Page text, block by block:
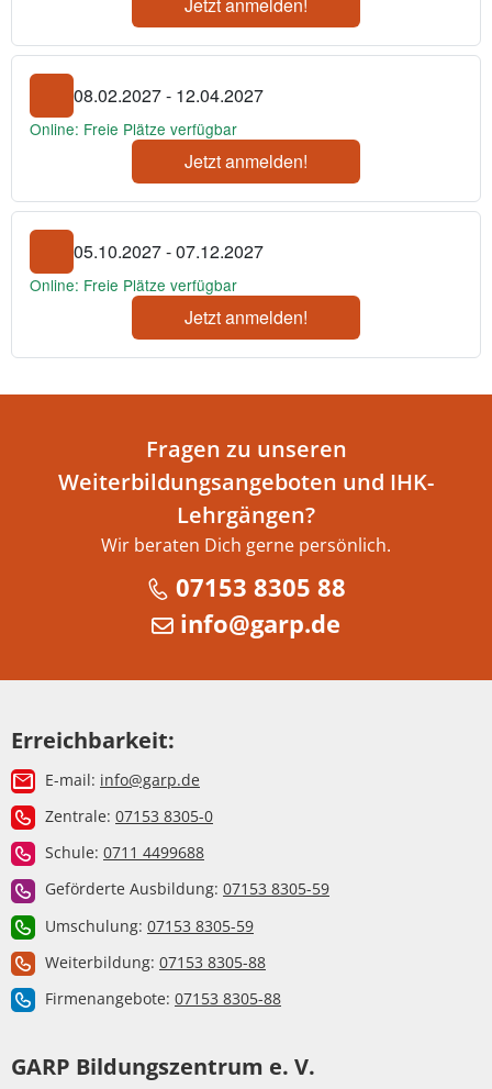
08.02.2027 - 12.04.2027
Online: Freie Plätze verfügbar
Jetzt anmelden!
05.10.2027 - 07.12.2027
Online: Freie Plätze verfügbar
Jetzt anmelden!
Fragen zu unseren
Weiterbildungsangeboten und IHK-
Lehrgängen?
Wir beraten Dich gerne persönlich.
07153 8305 88
info@garp.de
Erreichbarkeit:
E-mail: info@garp.de
Zentrale: 07153 8305-0
Schule: 0711 4499688
Geförderte Ausbildung: 07153 8305-59
Umschulung: 07153 8305-59
Weiterbildung: 07153 8305-88
Firmenangebote: 07153 8305-88
GARP Bildungszentrum e. V.